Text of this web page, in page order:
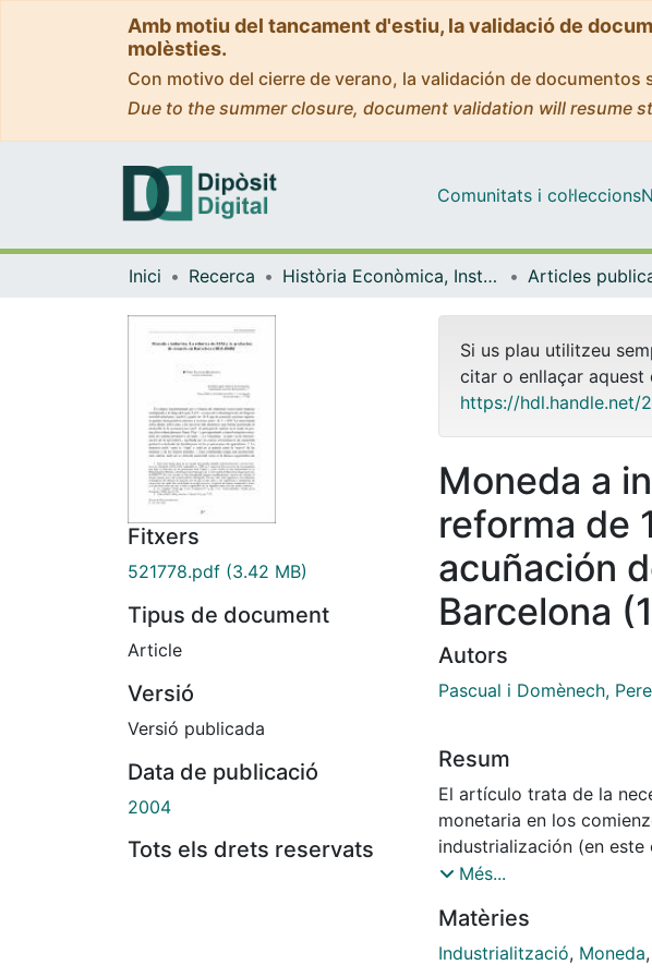
Amb motiu del tancament d'estiu, la validació de
molèsties.
Con motivo del cierre de verano, la validación de
Due to the summer closure, document validation will resume
Comunitats i col·leccions
Inici Recerca Història Econòmica, Institucions, Política i Economia Mundial
Fitxers
521778.pdf (3.42 MB)
Tipus de document
Article
Versió
Versió publicada
Data de publicació
2004
Tots els drets reservats
Si us plau utilitzeu
citar o enllaçar aquest
https://hdl.handle.net/
Moneda a
reforma de
acuñación
Barcelona
Autors
Pascual i Domènech,
Resum
El artículo trata de la
monetaria en los
industrialización (en
del crecimiento de la
inherentes a la reforma
se precisan estas inadecuaciones la
Més...
Matèries
Industrialització, Moneda,